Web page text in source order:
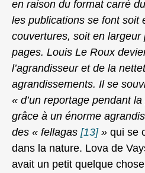
en raison du format carré
les publications se font soit
couvertures, soit en largeur
pages. Louis Le Roux
l’agrandisseur et de la
agrandissements. Il se
« d’un reportage pendant
grâce à un énorme
des « fellagas [13]» qui se
dans la nature. Lova de
avait un petit quelque